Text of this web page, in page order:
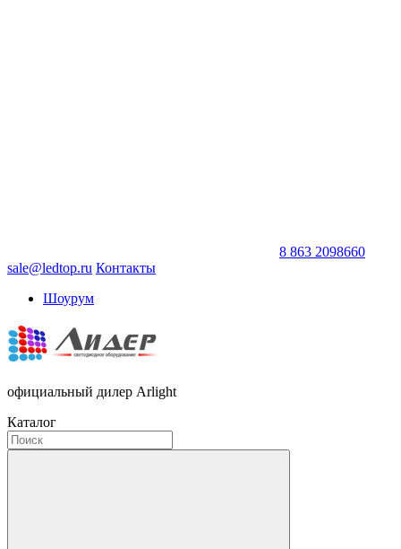
8 863 2098660
sale@ledtop.ru Контакты
Шоурум
официальный дилер Arlight
Каталог